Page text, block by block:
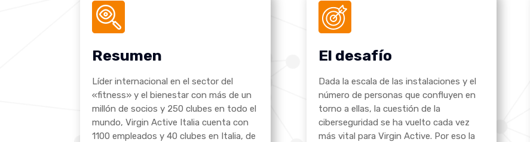
Resumen
Líder internacional en el sector del
«fitness» y el bienestar con más de un
millón de socios y 250 clubes en todo el
mundo, Virgin Active Italia cuenta con
1100 empleados y 40 clubes en Italia, de
El desafío
Dada la escala de las instalaciones y el
número de personas que confluyen en
torno a ellas, la cuestión de la
ciberseguridad se ha vuelto cada vez
más vital para Virgin Active. Por eso la